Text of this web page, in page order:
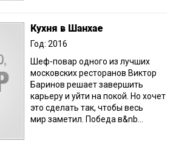
Кухня в Шанхае
Год: 2016
Шеф-повар одного из лучших
московских ресторанов Виктор
Баринов решает завершить
карьеру и уйти на покой. Но хочет
это сделать так, чтобы весь
мир заметил. Победа в&nb...